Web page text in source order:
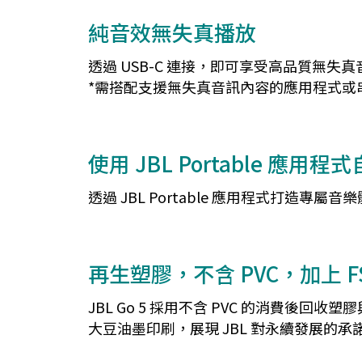
純音效無失真播放
透過 USB-C 連接，即可享受高品質無失
*需搭配支援無失真音訊內容的應用程式或
使用 JBL Portable 應用程式
透過 JBL Portable 應用程式打造專屬音
再生塑膠，不含 PVC，加上
JBL Go 5 採用不含 PVC 的消費後回收塑
大豆油墨印刷，展現 JBL 對永續發展的承